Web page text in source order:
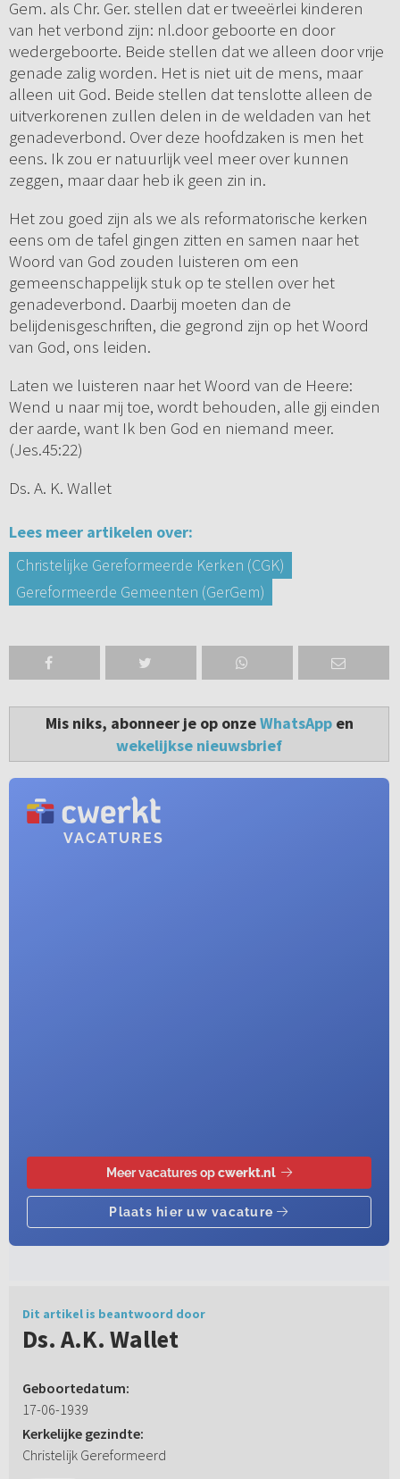
Gem. als Chr. Ger. stellen dat er tweeërlei kinderen
van het verbond zijn: nl.door geboorte en door
wedergeboorte. Beide stellen dat we alleen door vrije
genade zalig worden. Het is niet uit de mens, maar
alleen uit God. Beide stellen dat tenslotte alleen de
uitverkorenen zullen delen in de weldaden van het
genadeverbond. Over deze hoofdzaken is men het
eens. Ik zou er natuurlijk veel meer over kunnen
zeggen, maar daar heb ik geen zin in.
Het zou goed zijn als we als reformatorische kerken
eens om de tafel gingen zitten en samen naar het
Woord van God zouden luisteren om een
gemeenschappelijk stuk op te stellen over het
genadeverbond. Daarbij moeten dan de
belijdenisgeschriften, die gegrond zijn op het Woord
van God, ons leiden.
Laten we luisteren naar het Woord van de Heere:
Wend u naar mij toe, wordt behouden, alle gij einden
der aarde, want Ik ben God en niemand meer.
(Jes.45:22)
Ds. A. K. Wallet
Lees meer artikelen over:
Christelijke Gereformeerde Kerken (CGK)
Gereformeerde Gemeenten (GerGem)
Mis niks, abonneer je op onzeWhatsAppen
wekelijkse nieuwsbrief
Dit artikel is beantwoord door
Ds. A.K. Wallet
Geboortedatum:
17-06-1939
Kerkelijke gezindte:
Christelijk Gereformeerd